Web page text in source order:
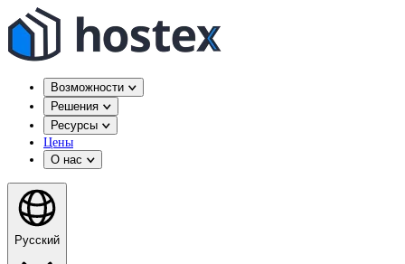
Возможности
Решения
Ресурсы
Цены
О нас
Русский